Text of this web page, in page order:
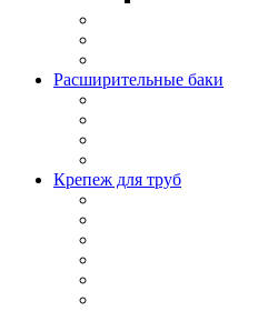
Расширительные баки
Крепеж для труб